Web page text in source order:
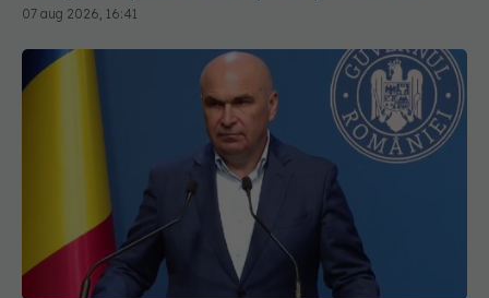
07 aug 2026, 16:41